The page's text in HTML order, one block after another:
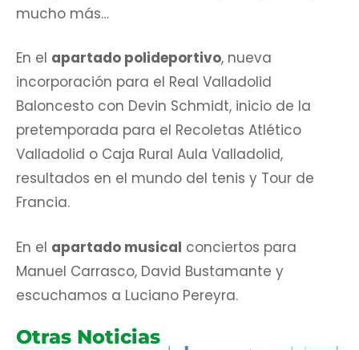
mucho más…
En el apartado polideportivo, nueva
incorporación para el Real Valladolid
Baloncesto con Devin Schmidt, inicio de la
pretemporada para el Recoletas Atlético
Valladolid o Caja Rural Aula Valladolid,
resultados en el mundo del tenis y Tour de
Francia.
En el apartado musical conciertos para
Manuel Carrasco, David Bustamante y
escuchamos a Luciano Pereyra.
Otras Noticias